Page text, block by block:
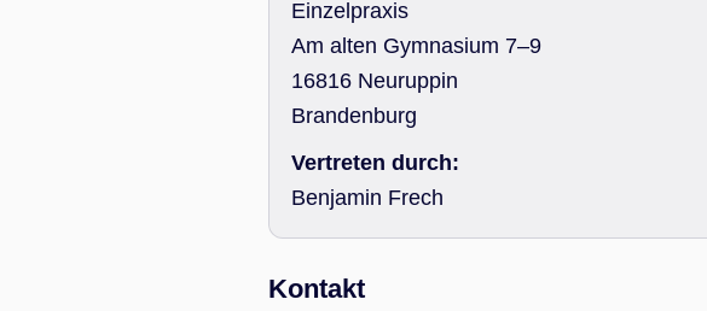
Einzelpraxis
Am alten Gymnasium 7–9
16816 Neuruppin
Brandenburg
Vertreten durch:
Benjamin Frech
Kontakt